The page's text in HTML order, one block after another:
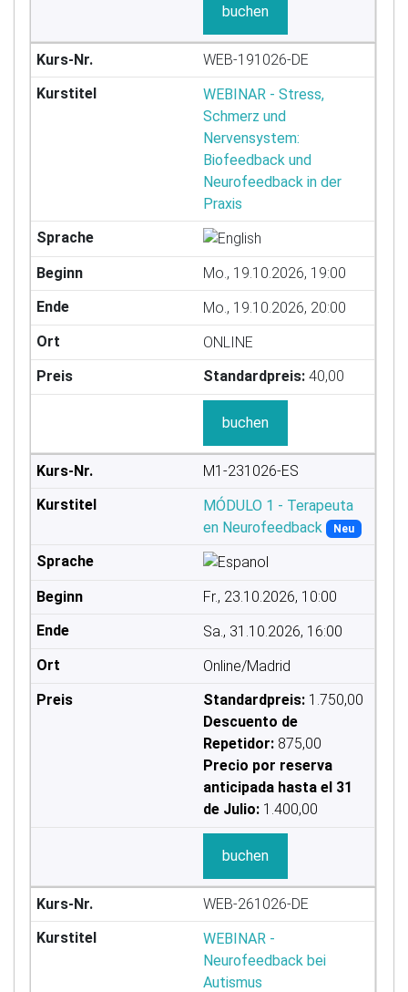
buchen
WEB-191026-DE
WEBINAR - Stress,
Schmerz und
Nervensystem:
Biofeedback und
Neurofeedback in der
Praxis
Mo., 19.10.2026, 19:00
Mo., 19.10.2026, 20:00
ONLINE
Standardpreis: 40,00
buchen
M1-231026-ES
MÓDULO 1 - Terapeuta
en Neurofeedback
Neu
Fr., 23.10.2026, 10:00
Sa., 31.10.2026, 16:00
Online/Madrid
Standardpreis: 1.750,00
Descuento de
Repetidor: 875,00
Precio por reserva
anticipada hasta el 31
de Julio: 1.400,00
buchen
WEB-261026-DE
WEBINAR -
Neurofeedback bei
Autismus